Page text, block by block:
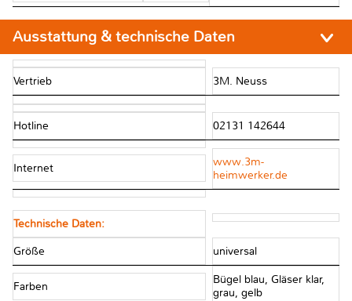
Ausstattung & technische Daten
Vertrieb 3M. Neuss
Hotline 02131 142644
Internet
www.3m-
heimwerker.de
Technische Daten:
Größe universal
Farben
Bügel blau, Gläser klar,
grau, gelb